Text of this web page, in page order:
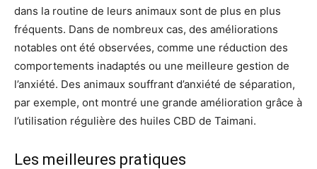
dans la routine de leurs animaux sont de plus en plus
fréquents. Dans de nombreux cas, des améliorations
notables ont été observées, comme une réduction des
comportements inadaptés ou une meilleure gestion de
l’anxiété. Des animaux souffrant d’anxiété de séparation,
par exemple, ont montré une grande amélioration grâce à
l’utilisation régulière des huiles CBD de Taimani.
Les meilleures pratiques